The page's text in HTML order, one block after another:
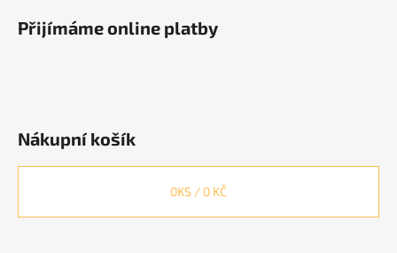
Přijímáme online platby
Nákupní košík
0KS / 0 KČ